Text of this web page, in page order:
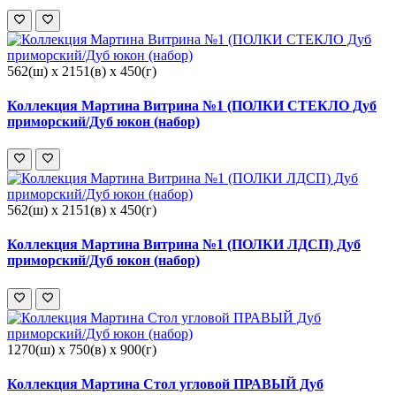
562(ш) x 2151(в) x 450(г)
Коллекция Мартина Витрина №1 (ПОЛКИ СТЕКЛО Дуб
приморский/Дуб юкон (набор)
562(ш) x 2151(в) x 450(г)
Коллекция Мартина Витрина №1 (ПОЛКИ ЛДСП) Дуб
приморский/Дуб юкон (набор)
1270(ш) x 750(в) x 900(г)
Коллекция Мартина Стол угловой ПРАВЫЙ Дуб